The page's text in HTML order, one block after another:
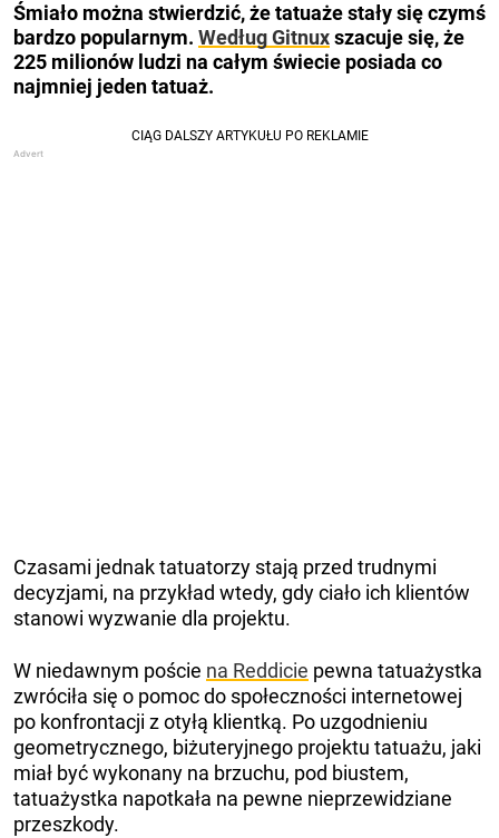
Śmiało można stwierdzić, że tatuaże stały się czymś
bardzo popularnym. Według Gitnuxszacuje się, że
225 milionów ludzi na całym świecie posiada co
najmniej jeden tatuaż.
Czasami jednak tatuatorzy stają przed trudnymi
decyzjami, na przykład wtedy, gdy ciało ich klientów
stanowi wyzwanie dla projektu.
W niedawnym poście na Reddicie pewna tatuażystka
zwróciła się o pomoc do społeczności internetowej
po konfrontacji z otyłą klientką. Po uzgodnieniu
geometrycznego, biżuteryjnego projektu tatuażu, jaki
miał być wykonany na brzuchu, pod biustem,
tatuażystka napotkała na pewne nieprzewidziane
przeszkody.